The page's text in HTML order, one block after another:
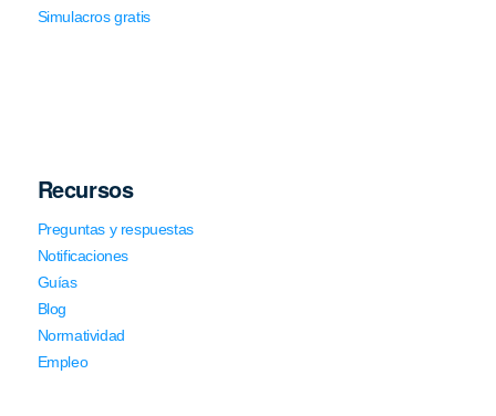
Simulacros gratis
Recursos
Preguntas y respuestas
Notificaciones
Guías
Blog
Normatividad
Empleo